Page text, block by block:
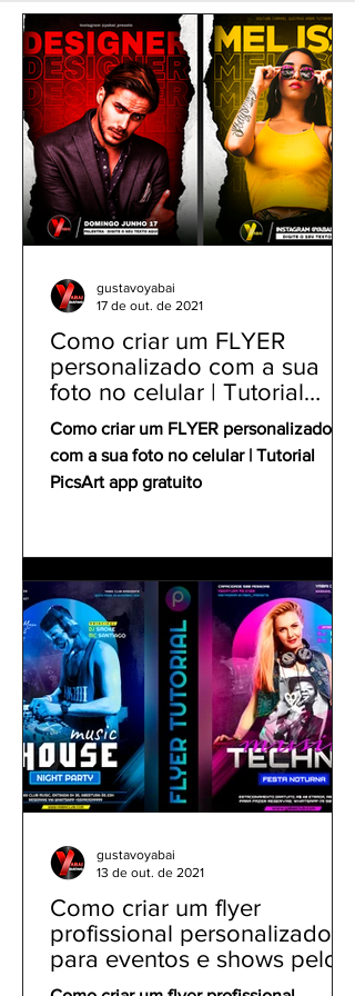
Prompt Profissional
Grátis
Como criar um FLYER
personalizado com a sua
foto no celular | Tutorial
PicsArt app gratuito
Como criar um FLYER personalizado
com a sua foto no celular | Tutorial
PicsArt app gratuito
gustavoyabai
17 de out. de 2021
Como criar um flyer
profissional personalizado
para eventos e shows pelo
celular | Tutorial PicsArt
gustavoyabai
13 de out. de 2021